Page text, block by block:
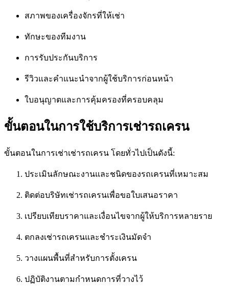
สภาพของเครื่องจักรที่ให้เช่า
ทักษะของทีมงาน
การรับประกันบริการ
รีวิวและคำแนะนำจากผู้ใช้บริการก่อนหน้า
ใบอนุญาตและการคุ้มครองที่ครอบคลุม
ขั้นตอนในการใช้บริการเช่ารถเครน
ขั้นตอนในการเช่าเช่ารถเครน โดยทั่วไปเป็นดังนี้:
ประเมินลักษณะงานและชนิดของรถเครนที่เหมาะสม
ติดต่อบริษัทเช่ารถเครนเพื่อขอใบเสนอราคา
เปรียบเทียบราคาและเงื่อนไขจากผู้ให้บริการหลายราย
ตกลงเช่ารถเครนและชำระเงินมัดจำ
วางแผนพื้นที่สำหรับการตั้งเครน
ปฏิบัติงานตามกำหนดการที่วางไว้